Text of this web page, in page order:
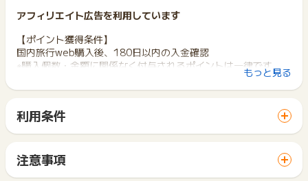
アフィリエイト広告を利用しています
【ポイント獲得条件】
国内旅行web購入後、180日以内の入金確認
※購入個数・金額に関係なく付与されるポイントは一律です
※不備・不正・虚偽・重複・いたずら・キャンセル
※海外からの購入の場合
【お問い合わせ必要情報】
もっと見る
利用条件
サイトに移動してからお申し込みやお買い物が完了するまでの
間に、同じブラウザ（※）で他のサイトに移動した場合はポイン
注意事項